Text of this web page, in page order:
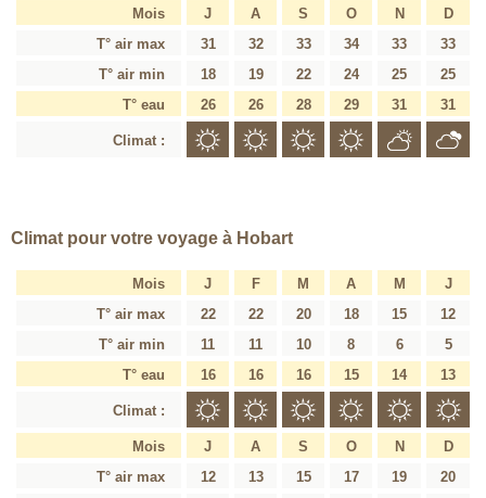
Mois J A S O N
D
T° air max
31 32 33 34 33
33
T° air min
18 19 22 24 25
25
T° eau
26 26 28 29 31 31
Climat :
Climat pour votre voyage à Hobart
Mois J F M A M
J
T° air max
22 22 20 18 15
12
T° air min
11 11 10 8 6
5
T° eau
16 16 16 15 14 13
Climat :
Mois J A S O N
D
T° air max
12 13 15 17 19
20